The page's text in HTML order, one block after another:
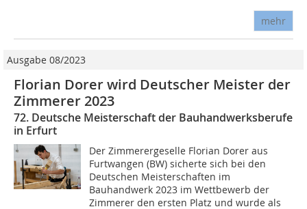
mehr
Ausgabe 08/2023
Florian Dorer wird Deutscher Meister der
Zimmerer 2023
72. Deutsche Meisterschaft der Bauhandwerksberufe
in Erfurt
Der Zimmerergeselle Florian Dorer aus
Furtwangen (BW) sicherte sich bei den
Deutschen Meisterschaften im
Bauhandwerk 2023 im Wettbewerb der
Zimmerer den ersten Platz und wurde als